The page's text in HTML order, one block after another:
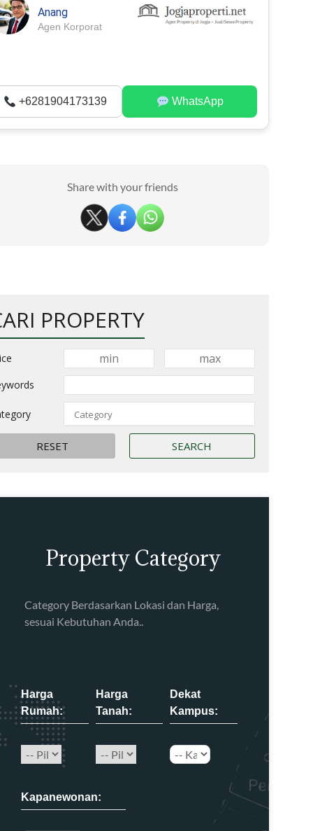
Anang
Agen Korporat
+6281904173139 WhatsApp
Share with your friends
PROPERTY
Property Category
Category Berdasarkan Lokasi dan Harga,
sesuai Kebutuhan Anda..
Harga
Rumah:
Harga
Tanah:
Dekat
Kampus:
Kapanewonan: